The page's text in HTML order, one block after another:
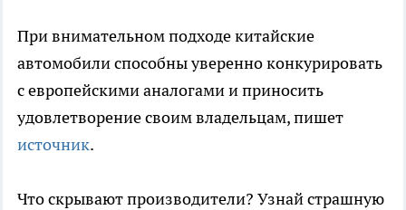
При внимательном подходе китайские
автомобили способны уверенно конкурировать
с европейскими аналогами и приносить
удовлетворение своим владельцам, пишет
источник.
Что скрывают производители? Узнай страшную